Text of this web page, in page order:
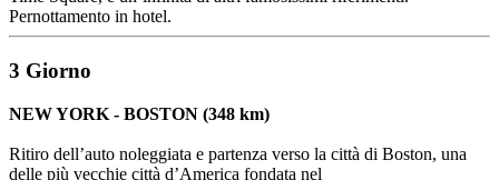
Pernottamento in hotel.
3 Giorno
NEW YORK - BOSTON (348 km)
Ritiro dell’auto noleggiata e partenza verso la città di Boston, una
delle più vecchie città d’America fondata nel